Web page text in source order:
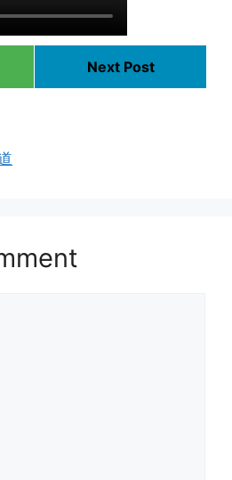
Next Post